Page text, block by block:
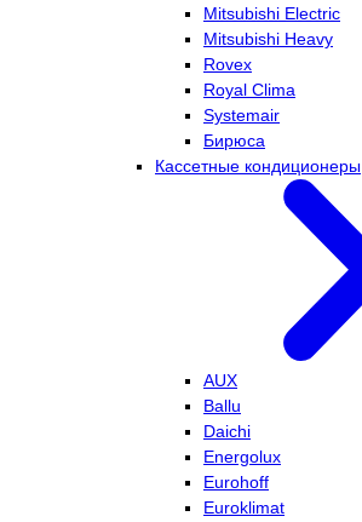
Mitsubishi Electric
Mitsubishi Heavy
Rovex
Royal Clima
Systemair
Бирюса
Кассетные кондиционеры
AUX
Ballu
Daichi
Energolux
Eurohoff
Euroklimat